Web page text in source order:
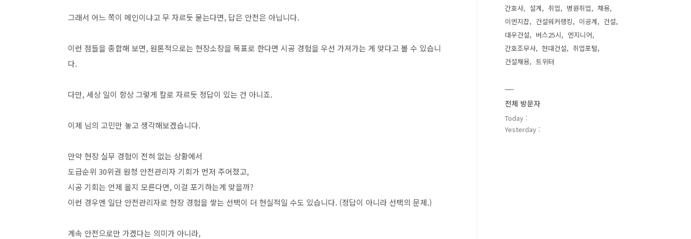
그래서 어느 쪽이 메인이냐고 무 자르듯 묻는다면, 답은 안전은 아닙니다.
이런 점들을 종합해 보면, 원론적으로는 현장소장을 목표로 한다면 시공 경험을 우선 가져가는 게 맞다고 볼 수 있습니
다.
다만, 세상 일이 항상 그렇게 칼로 자르듯 정답이 있는 건 아니죠.
이제 님의 고민만 놓고 생각해보겠습니다.
만약 현장 실무 경험이 전혀 없는 상황에서
도급순위 30위권 원청 안전관리자 기회가 먼저 주어졌고,
시공 기회는 언제 올지 모른다면, 이걸 포기하는게 맞을까?
이런 경우엔 일단 안전관리자로 현장 경험을 쌓는 선택이 더 현실적일 수도 있습니다. (정답이 아니라 선택의 문제.)
계속 안전으로만 가겠다는 의미가 아니라,
간호사
설계 취업 병원취업
채용
이엔지잡
건설워커랭킹 이공계
건설
대우건설
버스25시
엔지니어
간호조무사
현대건설
취업포털
건설채용
트위터
전체 방문자
Today :
Yesterday :